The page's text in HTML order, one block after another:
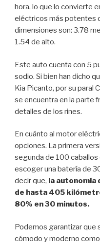
hora, lo que lo convierte
eléctricos más potentes
dimensiones son: 3.78
1.54 de alto.
Este auto cuenta con 5
sodio. Si bien han dicho
Kia Picanto, por su paral
se encuentra en la parte
detalles de los rines.
En cuánto al motor
opciones. La primera
segunda de 100 caballos
escoger una batería de
decir que, la
de hasta 405
80% en 30 minutos.
Podemos garantizar que
cómodo y moderno